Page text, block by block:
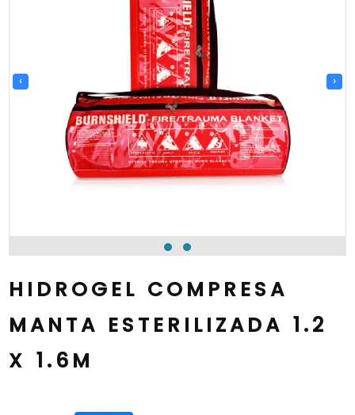
‹ ›
HIDROGEL COMPRESA
MANTA ESTERILIZADA 1.2
X 1.6M